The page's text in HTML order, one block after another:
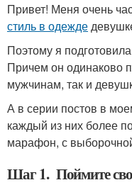
Привет! Меня очень
стиль в одежде
Поэтому я
Причем он одинаково
мужчинам, так и
А в серии постов в
каждый из них более
марафон, с
Шаг 1. Поймите